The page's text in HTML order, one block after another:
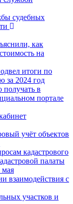
судебных
как
на
итоги по
за 2024 год
получать в
портале
учёт объектов
кадастрового
палаты
мая
взаимодействия с
участков и